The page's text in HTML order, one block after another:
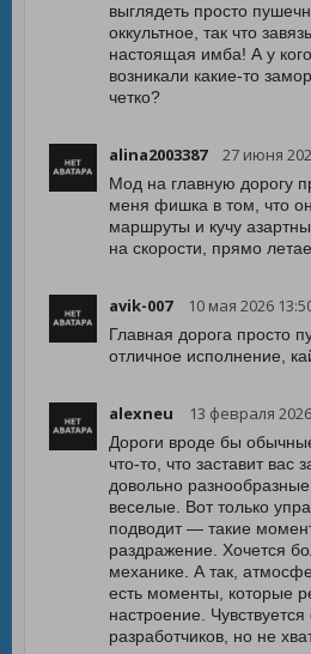
выглядеть просто
оккультное, так что
настоящая имба! А у
возникали какие-то
четко?
alina2003387 27 июня
Мод на главную дорогу
меня фишка в том, что
маршруты и кучу
на скорости, прямо
avik-007 10 мая 2026
Главная дорога просто
отличное исполнение,
alexneu 13 февраля
Дороги вроде бы
что-то, что заставит вас
довольно
веселые. Вот только
подводит — такие
раздражение. Хочется
механике. А так,
есть моменты, которые
настроение. Чувствуется
разработчиков, но не